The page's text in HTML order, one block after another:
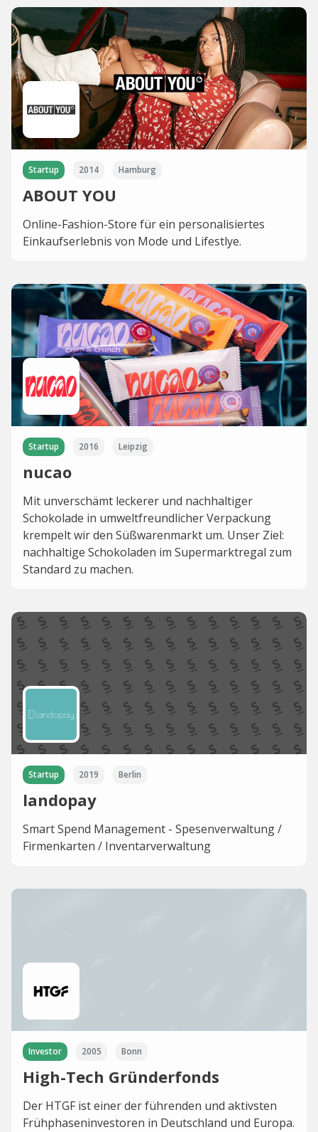
Startup 2014 Hamburg
ABOUT YOU
Online-Fashion-Store für ein personalisiertes
Einkaufserlebnis von Mode und Lifestlye.
Startup 2016 Leipzig
nucao
Mit unverschämt leckerer und nachhaltiger
Schokolade in umweltfreundlicher Verpackung
krempelt wir den Süßwarenmarkt um. Unser Ziel:
nachhaltige Schokoladen im Supermarktregal zum
Standard zu machen.
Startup 2019 Berlin
landopay
Smart Spend Management - Spesenverwaltung /
Firmenkarten / Inventarverwaltung
Investor 2005 Bonn
High-Tech Gründerfonds
Der HTGF ist einer der führenden und aktivsten
Frühphaseninvestoren in Deutschland und Europa.